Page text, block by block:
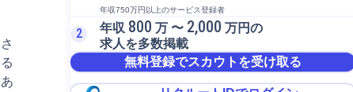
年収750万円以上のサービス登録者
2 年収 800 万 〜 2,000 万円の
求人を多数掲載
無料登録でスカウトを受け取る